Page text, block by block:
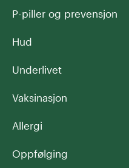
P-piller og prevensjon
Hud
Underlivet
Vaksinasjon
Allergi
Oppfølging